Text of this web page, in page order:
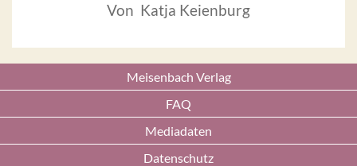
Von Katja Keienburg
Meisenbach Verlag
FAQ
Mediadaten
Datenschutz